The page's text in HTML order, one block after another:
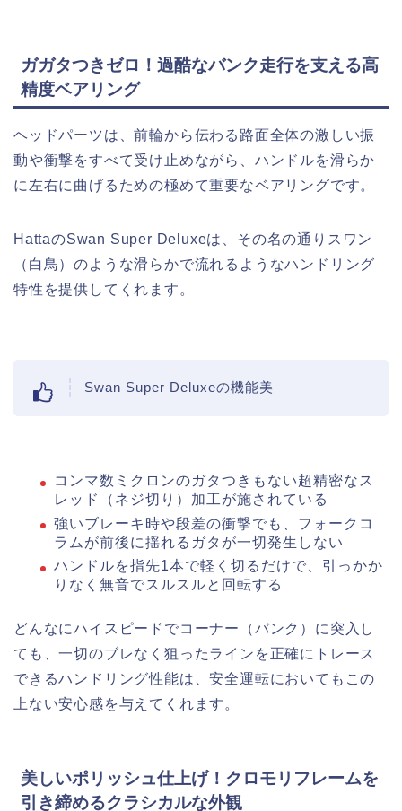
ガガタつきゼロ！過酷なバンク走行を支える高
精度ベアリング
ヘッドパーツは、前輪から伝わる路面全体の激しい振
動や衝撃をすべて受け止めながら、ハンドルを滑らか
に左右に曲げるための極めて重要なベアリングです。
HattaのSwan Super Deluxeは、その名の通りスワン
（白鳥）のような滑らかで流れるようなハンドリング
特性を提供してくれます。
Swan Super Deluxeの機能美
コンマ数ミクロンのガタつきもない超精密なス
レッド（ネジ切り）加工が施されている
強いブレーキ時や段差の衝撃でも、フォークコ
ラムが前後に揺れるガタが一切発生しない
ハンドルを指先1本で軽く切るだけで、引っかか
りなく無音でスルスルと回転する
どんなにハイスピードでコーナー（バンク）に突入し
ても、一切のブレなく狙ったラインを正確にトレース
できるハンドリング性能は、安全運転においてもこの
上ない安心感を与えてくれます。
美しいポリッシュ仕上げ！クロモリフレームを
引き締めるクラシカルな外観